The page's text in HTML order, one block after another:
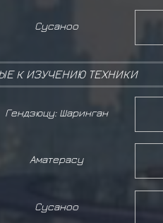
Сусаноо
К ИЗУЧЕНИЮ ТЕХНИКИ
Гендзюцу: Шаринган
Аматерасу
Сусаноо